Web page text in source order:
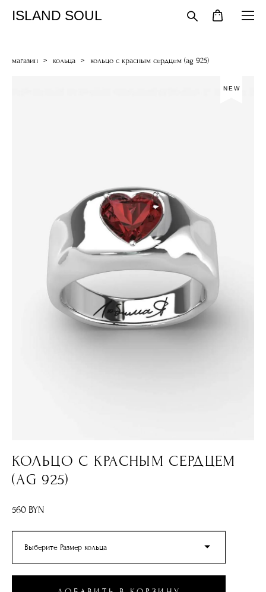
ISLAND SOUL
магазин > кольца > кольцо с красным сердцем (ag 925)
NEW
КОЛЬЦО С КРАСНЫМ СЕРДЦЕМ
(AG 925)
560 BYN
Выберите Размер кольца